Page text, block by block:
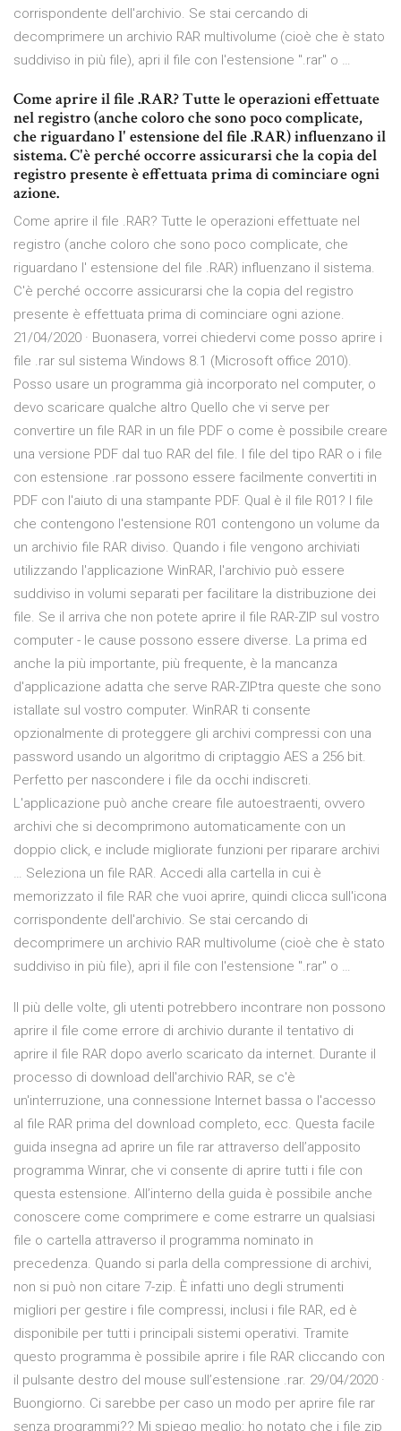
corrispondente dell'archivio. Se stai cercando di
decomprimere un archivio RAR multivolume (cioè che è stato
suddiviso in più file), apri il file con l'estensione ".rar" o …
Come aprire il file .RAR? Tutte le operazioni effettuate
nel registro (anche coloro che sono poco complicate,
che riguardano l' estensione del file .RAR) influenzano il
sistema. C'è perché occorre assicurarsi che la copia del
registro presente è effettuata prima di cominciare ogni
azione.
Come aprire il file .RAR? Tutte le operazioni effettuate nel
registro (anche coloro che sono poco complicate, che
riguardano l' estensione del file .RAR) influenzano il sistema.
C'è perché occorre assicurarsi che la copia del registro
presente è effettuata prima di cominciare ogni azione.
21/04/2020 · Buonasera, vorrei chiedervi come posso aprire i
file .rar sul sistema Windows 8.1 (Microsoft office 2010).
Posso usare un programma già incorporato nel computer, o
devo scaricare qualche altro Quello che vi serve per
convertire un file RAR in un file PDF o come è possibile creare
una versione PDF dal tuo RAR del file. I file del tipo RAR o i file
con estensione .rar possono essere facilmente convertiti in
PDF con l'aiuto di una stampante PDF. Qual è il file R01? I file
che contengono l'estensione R01 contengono un volume da
un archivio file RAR diviso. Quando i file vengono archiviati
utilizzando l'applicazione WinRAR, l'archivio può essere
suddiviso in volumi separati per facilitare la distribuzione dei
file. Se il arriva che non potete aprire il file RAR-ZIP sul vostro
computer - le cause possono essere diverse. La prima ed
anche la più importante, più frequente, è la mancanza
d'applicazione adatta che serve RAR-ZIPtra queste che sono
istallate sul vostro computer. WinRAR ti consente
opzionalmente di proteggere gli archivi compressi con una
password usando un algoritmo di criptaggio AES a 256 bit.
Perfetto per nascondere i file da occhi indiscreti.
L'applicazione può anche creare file autoestraenti, ovvero
archivi che si decomprimono automaticamente con un
doppio click, e include migliorate funzioni per riparare archivi
… Seleziona un file RAR. Accedi alla cartella in cui è
memorizzato il file RAR che vuoi aprire, quindi clicca sull'icona
corrispondente dell'archivio. Se stai cercando di
decomprimere un archivio RAR multivolume (cioè che è stato
suddiviso in più file), apri il file con l'estensione ".rar" o …
Il più delle volte, gli utenti potrebbero incontrare non possono
aprire il file come errore di archivio durante il tentativo di
aprire il file RAR dopo averlo scaricato da internet. Durante il
processo di download dell'archivio RAR, se c'è
un'interruzione, una connessione Internet bassa o l'accesso
al file RAR prima del download completo, ecc. Questa facile
guida insegna ad aprire un file rar attraverso dell’apposito
programma Winrar, che vi consente di aprire tutti i file con
questa estensione. All’interno della guida è possibile anche
conoscere come comprimere e come estrarre un qualsiasi
file o cartella attraverso il programma nominato in
precedenza. Quando si parla della compressione di archivi,
non si può non citare 7-zip. È infatti uno degli strumenti
migliori per gestire i file compressi, inclusi i file RAR, ed è
disponibile per tutti i principali sistemi operativi. Tramite
questo programma è possibile aprire i file RAR cliccando con
il pulsante destro del mouse sull’estensione .rar. 29/04/2020 ·
Buongiorno. Ci sarebbe per caso un modo per aprire file rar
senza programmi?? Mi spiego meglio: ho notato che i file zip